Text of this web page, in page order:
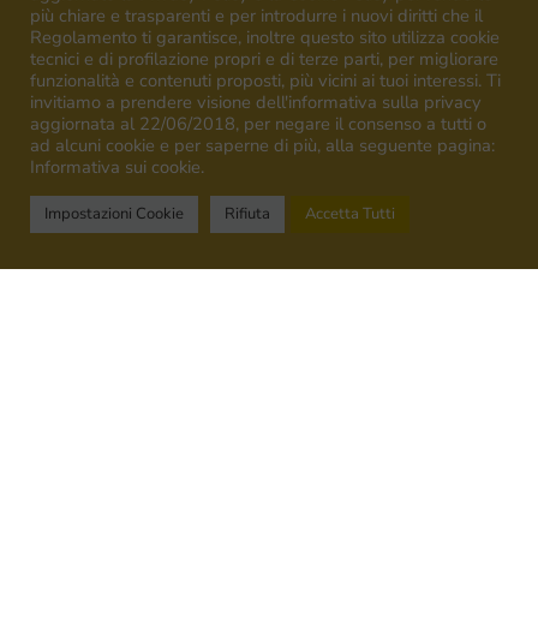
13,5%
più chiare e trasparenti e per introdurre i nuovi diritti che il
Regolamento ti garantisce, inoltre questo sito utilizza cookie
tecnici e di profilazione propri e di terze parti, per migliorare
funzionalità e contenuti proposti, più vicini ai tuoi interessi. Ti
invitiamo a prendere visione dell'informativa sulla privacy
aggiornata al 22/06/2018, per negare il consenso a tutti o
ad alcuni cookie e per saperne di più, alla seguente pagina:
Informativa sui cookie.
Impostazioni Cookie Rifiuta Accetta Tutti